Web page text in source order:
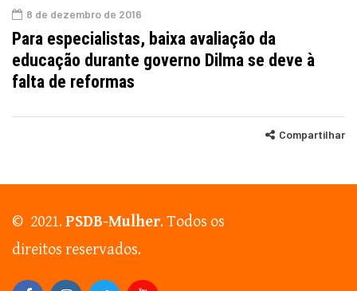
8 de dezembro de 2016
Para especialistas, baixa avaliação da
educação durante governo Dilma se deve à
falta de reformas
Compartilhar
© 2021.PSDB-Mulher. Todos os
direitos reservados.